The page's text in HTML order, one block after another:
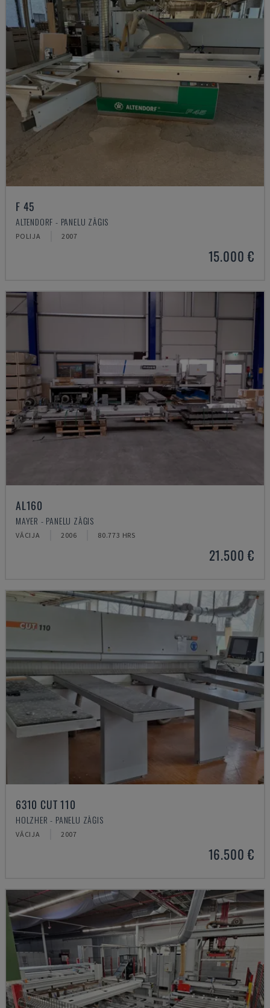
F 45
ALTENDORF - PANEĻU ZĀĢIS
POLIJA 2007
15.000 €
AL160
MAYER - PANEĻU ZĀĢIS
VĀCIJA 2006 80.773 HRS
21.500 €
6310 CUT 110
HOLZHER - PANEĻU ZĀĢIS
VĀCIJA 2007
16.500 €